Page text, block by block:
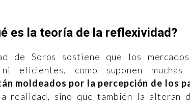
es la teoría de la reflexividad?
de Soros sostiene que los
eficientes, como suponen muchas
moldeados por la percepción de los
realidad, sino que también la alteran